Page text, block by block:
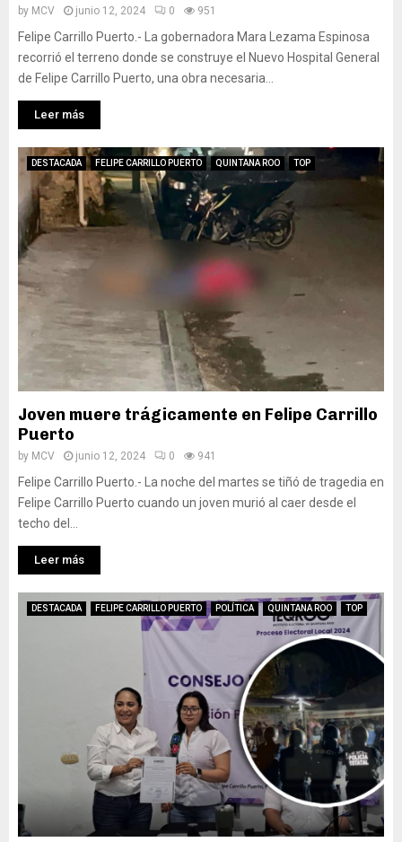
by MCV junio 12, 2024 0 951
Felipe Carrillo Puerto.- La gobernadora Mara Lezama Espinosa
recorrió el terreno donde se construye el Nuevo Hospital General
de Felipe Carrillo Puerto, una obra necesaria...
Leer más
DESTACADA FELIPE CARRILLO PUERTO QUINTANA ROO TOP
Joven muere trágicamente en Felipe Carrillo
Puerto
by MCV junio 12, 2024 0 941
Felipe Carrillo Puerto.- La noche del martes se tiñó de tragedia en
Felipe Carrillo Puerto cuando un joven murió al caer desde el
techo del...
Leer más
DESTACADA FELIPE CARRILLO PUERTO POLÍTICA QUINTANA ROO TOP